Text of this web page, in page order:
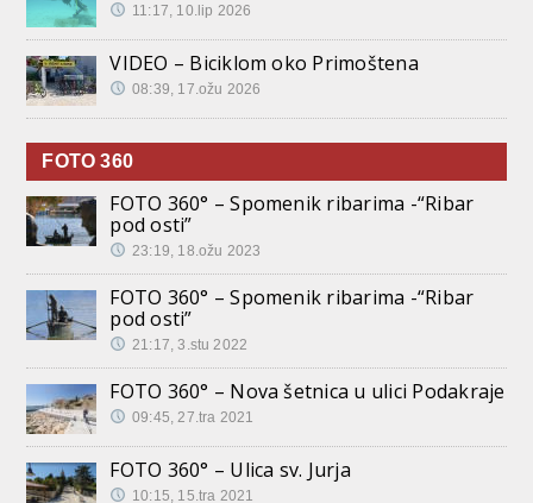
11:17, 10.lip 2026
VIDEO – Biciklom oko Primoštena
08:39, 17.ožu 2026
FOTO 360
FOTO 360° – Spomenik ribarima -“Ribar
pod osti”
23:19, 18.ožu 2023
FOTO 360° – Spomenik ribarima -“Ribar
pod osti”
21:17, 3.stu 2022
FOTO 360° – Nova šetnica u ulici Podakraje
09:45, 27.tra 2021
FOTO 360° – Ulica sv. Jurja
10:15, 15.tra 2021